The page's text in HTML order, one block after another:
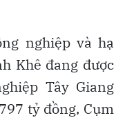
nghiệp và hạ
Khê đang được
Tây Giang
tỷ đồng, Cụm